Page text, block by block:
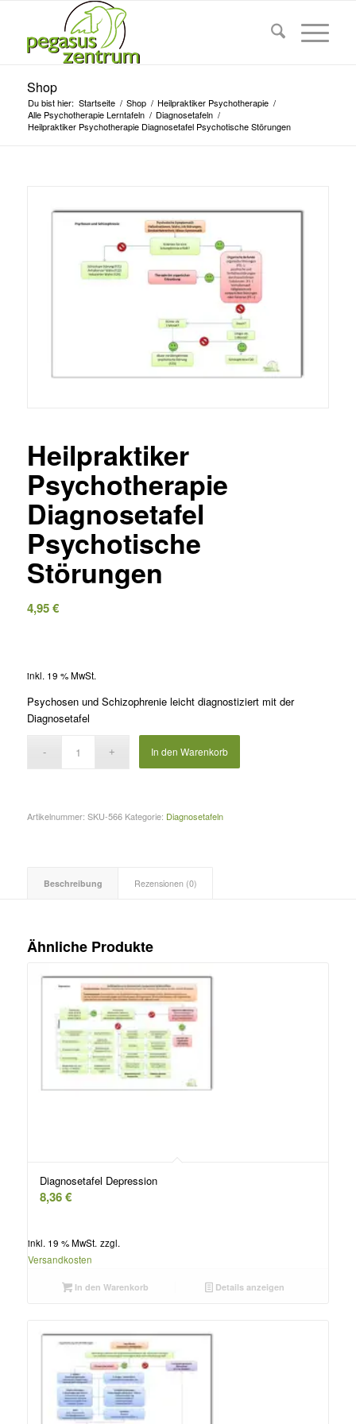
Shop
Du bist hier: Startseite / Shop / Heilpraktiker Psychotherapie /
Alle Psychotherapie Lerntafeln / Diagnosetafeln /
Heilpraktiker Psychotherapie Diagnosetafel Psychotische Störungen
Heilpraktiker
Psychotherapie
Diagnosetafel
Psychotische
Störungen
4,95€
inkl. 19 % MwSt.
Psychosen und Schizophrenie leicht diagnostiziert mit der
Diagnosetafel
In den Warenkorb
Artikelnummer: SKU-566 Kategorie: Diagnosetafeln
Beschreibung Rezensionen (0)
Ähnliche Produkte
Diagnosetafel Depression
8,36€
inkl. 19 % MwSt. zzgl.
Versandkosten
In den Warenkorb Details anzeigen